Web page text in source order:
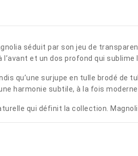
séduit par son jeu de
et un dos profond qui
qu’une surjupe en tulle brodé de
harmonie subtile, à la fois
qui définit la collection.